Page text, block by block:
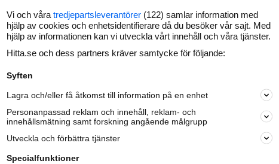
Marknadsför företaget på
nya kunder och
samarbetspartners nära dig.
Läs mer här
Vi och våra tredjepartsleverantörer (122) samlar information med
hjälp av cookies och enhetsidentifierare då du besöker vår sajt. Med
hjälp av informationen kan vi utveckla vårt innehåll och våra tjänster.
Hitta.se och dess partners kräver samtycke för följande:
Syften
Lagra och/eller få åtkomst till information på en enhet
Personanpassad reklam och innehåll, reklam- och
innehållsmätning samt forskning angående målgrupp
Utveckla och förbättra tjänster
Specialfunktioner